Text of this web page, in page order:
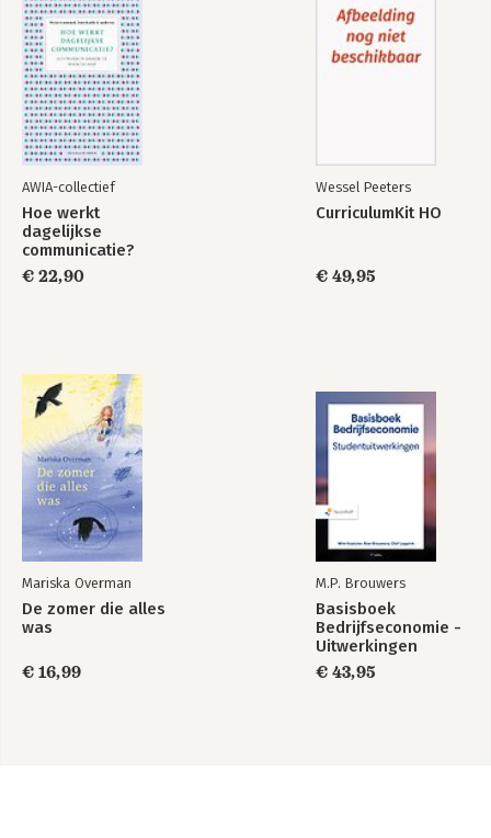
AWIA-collectief
Hoe werkt
dagelijkse
communicatie?
€ 22,90
Wessel Peeters
CurriculumKit HO
€ 49,95
Mariska Overman
De zomer die alles
was
€ 16,99
M.P. Brouwers
Basisboek
Bedrijfseconomie -
Uitwerkingen
€ 43,95